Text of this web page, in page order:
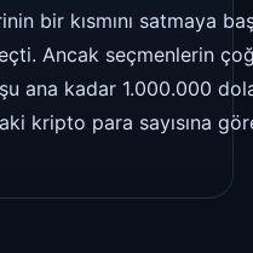
bir kısmını satmaya
Ancak seçmenlerin
ana kadar 1.000.000
kripto para